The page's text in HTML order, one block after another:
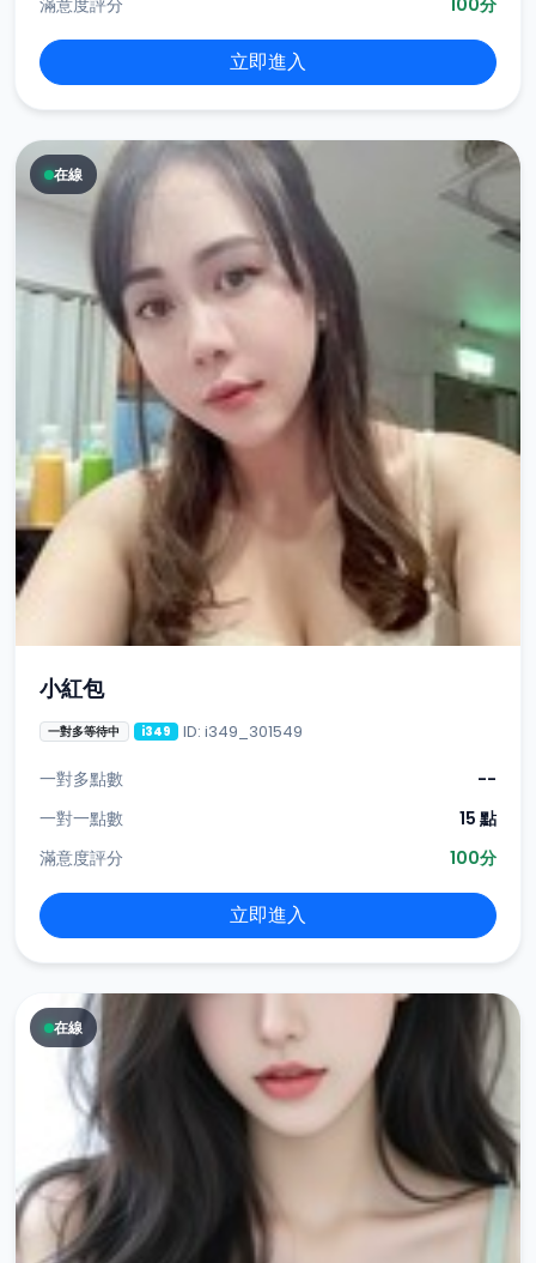
滿意度評分 100分
立即進入
在線
小紅包
一對多等待中 i349 ID: i349_301549
一對多點數
--
一對一點數
15 點
滿意度評分
100分
立即進入
在線